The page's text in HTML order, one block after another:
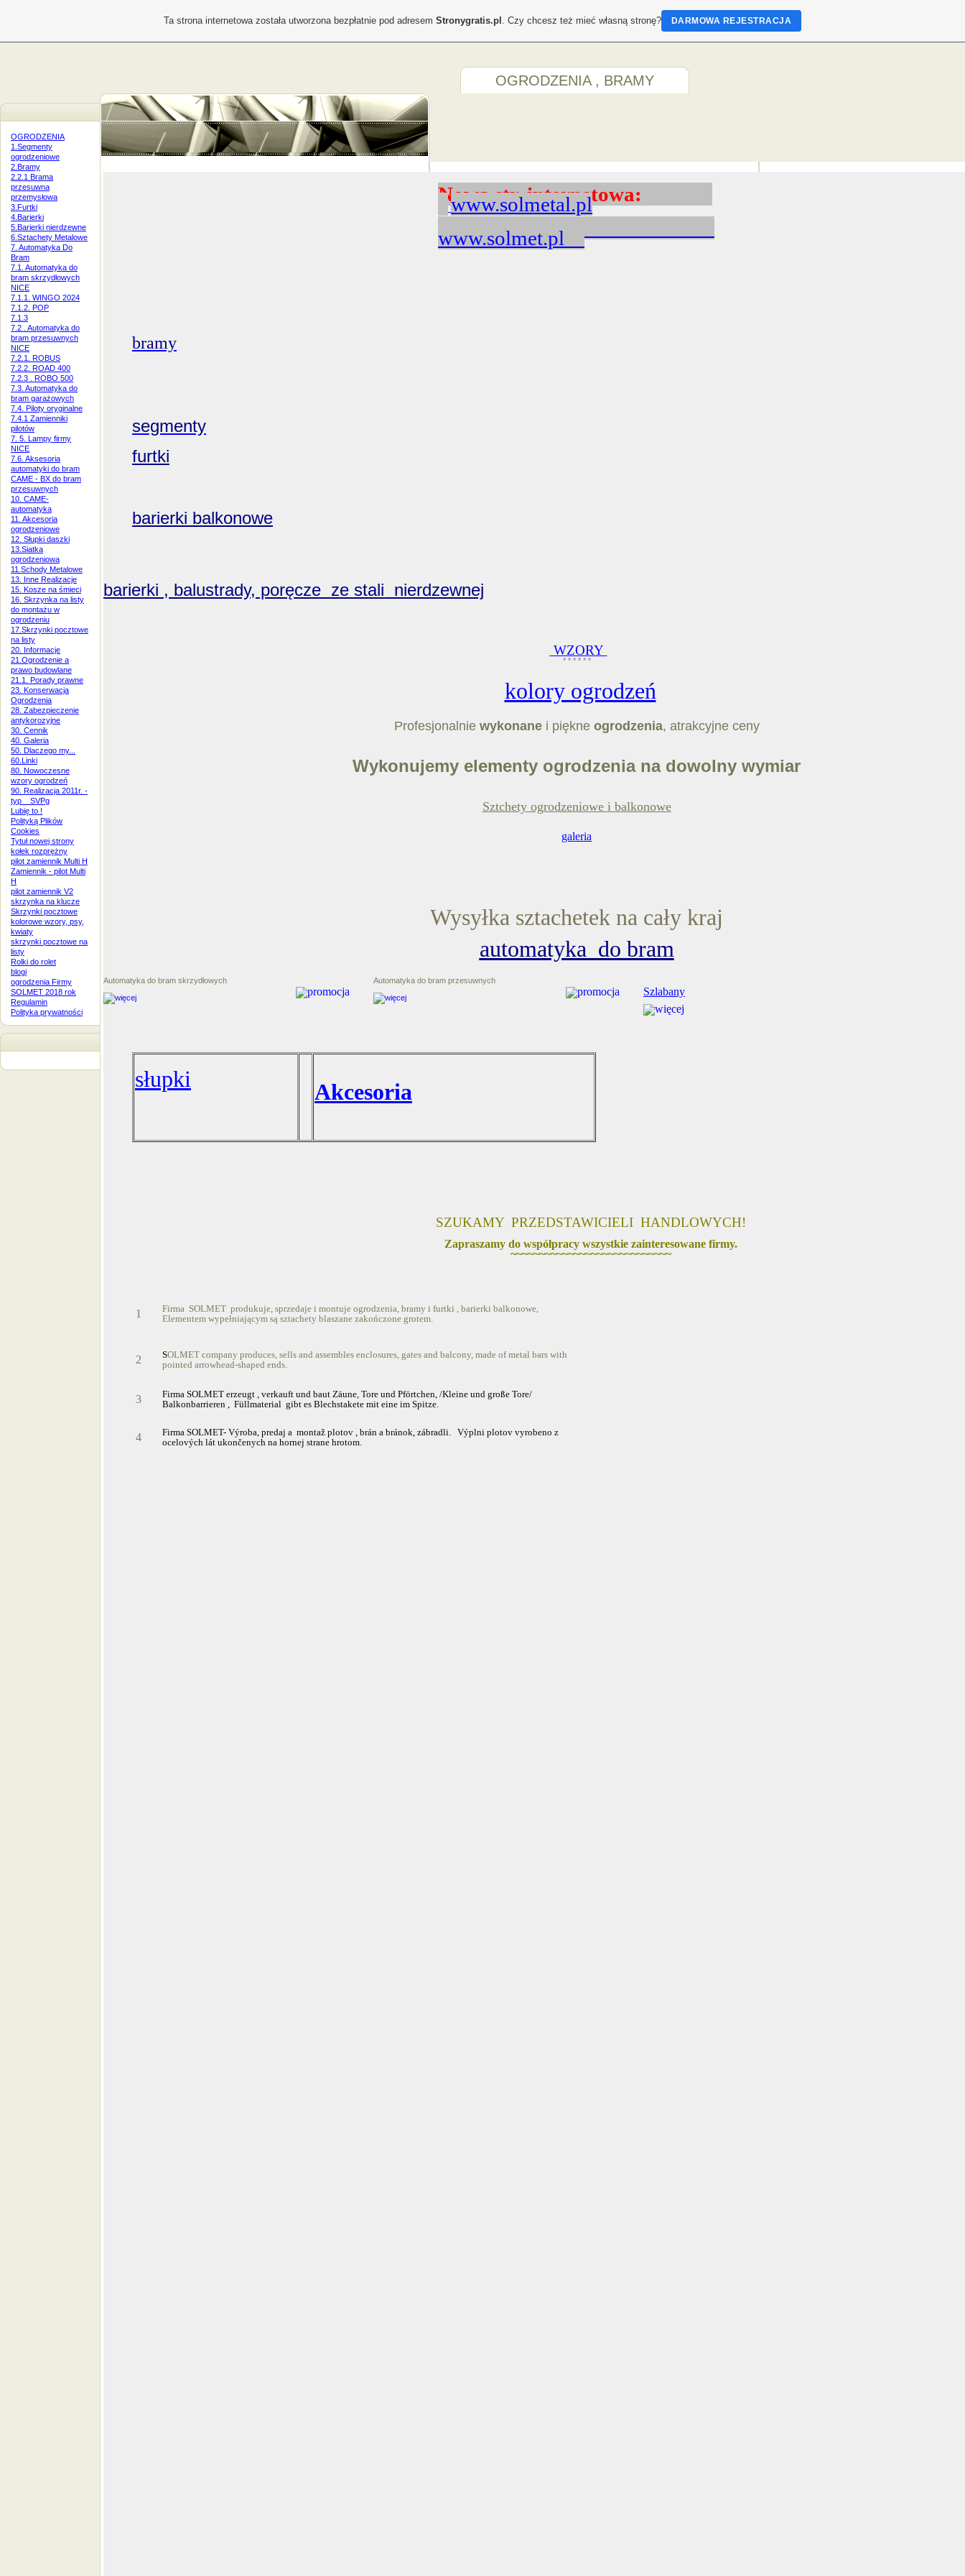
OGRODZENIA
1.Segmenty
ogrodzeniowe
2.Bramy
2.2.1 Brama
przesuwna
przemysłowa
3.Furtki
4.Barierki
5.Barierki nierdzewne
6.Sztachety Metalowe
7. Automatyka Do
Bram
7.1. Automatyka do
bram skrzydłowych
NICE
7.1.1. WINGO 2024
7.1.2. POP
7.1.3
7.2 . Automatyka do
bram przesuwnych
NICE
7.2.1. ROBUS
7.2.2. ROAD 400
7.2.3 . ROBO 500
7.3. Automatyka do
bram garażowych
7.4. Piloty oryginalne
7.4.1 Zamienniki
pilotów
7. 5. Lampy firmy
NICE
7.6. Aksesoria
automatyki do bram
CAME - BX do bram
przesuwnych
10. CAME-
automatyka
11. Akcesoria
ogrodzeniowe
12. Słupki daszki
13.Siatka
ogrodzeniowa
11.Schody Metalowe
13. Inne Realizacje
15. Kosze na śmieci
16. Skrzynka na listy
do montażu w
ogrodzeniu
17.Skrzynki pocztowe
na listy
20. Informacje
21.Ogrodzenie a
prawo budowlane
21.1. Porady prawne
23. Konserwacja
Ogrodzenia
28. Zabezpieczenie
antykorozyjne
30. Cennik
40. Galeria
50. Dlaczego my...
60.Linki
80. Nowoczesne
wzory ogrodzeń
90. Realizacja 2011r. -
typ _ SVPg
Lubię to !
Polityką Plików
Cookies
Tytuł nowej strony
kołek rozprężny
pilot zamiennik Multi H
Zamiennik - pilot Multi
H
pilot zamiennik V2
skrzynka na klucze
Skrzynki pocztowe
kolorowe wzory, psy,
kwiaty
skrzynki pocztowe na
listy
Rolki do rolet
blogi
ogrodzenia Firmy
SOLMET 2018 rok
Regulamin
Polityka prywatności
OGRODZENIA , BRAMY
Nowa str. internetowa:
www.solmetal.pl
www.solmet.pl
bramy
segmenty
furtki
barierki balkonowe
barierki , balustrady, poręcze ze stali nierdzewnej
WZORY
* * * * * *
kolory ogrodzeń
Profesjonalnie wykonanei piękne ogrodzenia, atrakcyjne ceny
Wykonujemy elementy ogrodzenia na dowolny wymiar
Sztchety ogrodzeniowe i balkonowe
galeria
Wysyłka sztachetek na cały kraj
automatyka do bram
Automatyka do bram skrzydłowych Automatyka do bram przesuwnych
Szlabany
słupki Akcesoria
SZUKAMY PRZEDSTAWICIELI HANDLOWYCH!
Zapraszamy do współpracy wszystkie zainteresowane firmy.
~~~~~~~~~~~~~~~~~~~~~~~~~~~~
1
Firma SOLMET produkuje, sprzedaje i montuje ogrodzenia, bramy i furtki , barierki balkonowe,
Elementem wypełniającym są sztachety blaszane zakończone grotem.
2 SOLMET company produces, sells and assembles enclosures, gates and balcony, made of metal bars with
pointed arrowhead-shaped ends.
3
Firma SOLMET erzeugt , verkauft und baut Zäune, Tore und Pförtchen, /Kleine und große Tore/
Balkonbarrieren , Füllmaterial gibt es Blechstakete mit eine im Spitze.
4 Firma SOLMET- Výroba, predaj a montaž plotov , brán abránok, zábradli. Výplni plotov vyrobeno z
ocelových lát ukončenych na hornej strane hrotom.
Ta strona internetowa została utworzona bezpłatnie pod adresem Stronygratis.pl . Czy chcesz też mieć własną stronę? DARMOWA REJESTRACJA